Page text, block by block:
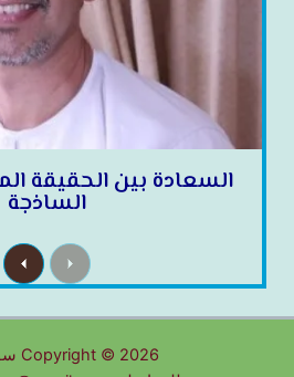
السعادة بين الحقيقة
الساذجة
P
r
e
i
u
s
N
e
x
Copyright © 2026 سور اللواتية